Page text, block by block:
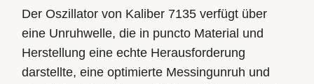
Der Oszillator von Kaliber 7135 verfügt über
eine Unruhwelle, die in puncto Material und
Herstellung eine echte Herausforderung
darstellte, eine optimierte Messingunruh und